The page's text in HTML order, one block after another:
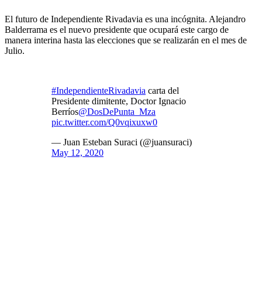
El futuro de Independiente Rivadavia es una incógnita. Alejandro
Balderrama es el nuevo presidente que ocupará este cargo de
manera interina hasta las elecciones que se realizarán en el mes de
Julio.
#IndependienteRivadavia carta del
Presidente dimitente, Doctor Ignacio
Berríos@DosDePunta_Mza
pic.twitter.com/Q0vqixuxw0
— Juan Esteban Suraci (@juansuraci)
May 12, 2020